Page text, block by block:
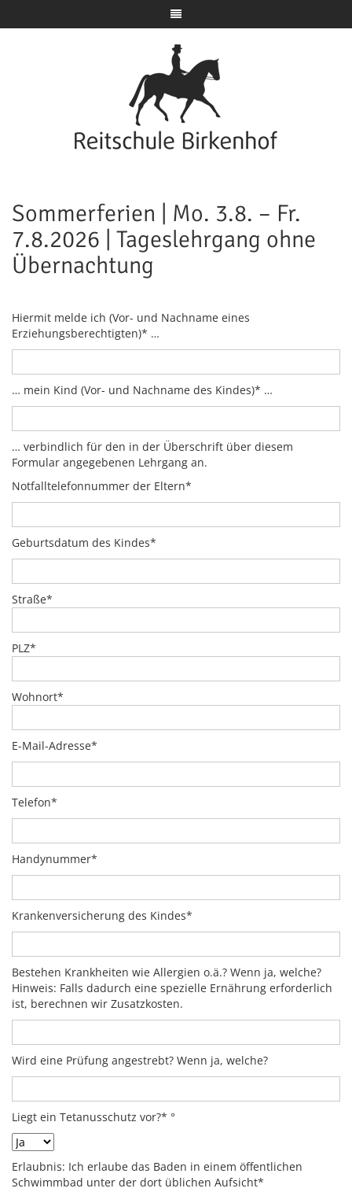
Sommerferien | Mo. 3.8. – Fr.
7.8.2026 | Tageslehrgang ohne
Übernachtung
Hiermit melde ich (Vor- und Nachname eines
Erziehungsberechtigten)* …
… mein Kind (Vor- und Nachname des Kindes)* …
… verbindlich für den in der Überschrift über diesem
Formular angegebenen Lehrgang an.
Notfalltelefonnummer der Eltern*
Geburtsdatum des Kindes*
Straße*
PLZ*
Wohnort*
E-Mail-Adresse*
Telefon*
Handynummer*
Krankenversicherung des Kindes*
Bestehen Krankheiten wie Allergien o.ä.? Wenn ja, welche?
Hinweis: Falls dadurch eine spezielle Ernährung erforderlich
ist, berechnen wir Zusatzkosten.
Wird eine Prüfung angestrebt? Wenn ja, welche?
Liegt ein Tetanusschutz vor?* °
Erlaubnis: Ich erlaube das Baden in einem öffentlichen
Schwimmbad unter der dort üblichen Aufsicht*